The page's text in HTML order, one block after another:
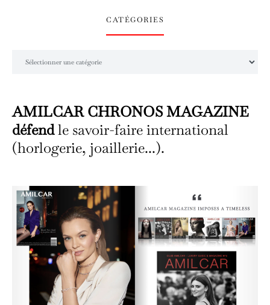
CATÉGORIES
AMILCAR CHRONOS MAGAZINE
défendle savoir-faire international
(horlogerie, joaillerie...).